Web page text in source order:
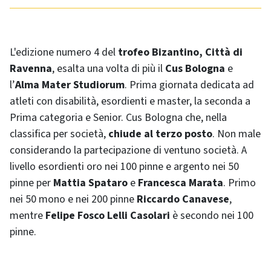
L'edizione numero 4 del trofeo Bizantino, Città di
Ravenna, esalta una volta di più il Cus Bologna e
l’Alma Mater Studiorum. Prima giornata dedicata ad
atleti con disabilità, esordienti e master, la seconda a
Prima categoria e Senior. Cus Bologna che, nella
classifica per società, chiude al terzo posto. Non male
considerando la partecipazione di ventuno società. A
livello esordienti oro nei 100 pinne e argento nei 50
pinne per Mattia Spataro e Francesca Marata. Primo
nei 50 mono e nei 200 pinne Riccardo Canavese,
mentre Felipe Fosco Lelli Casolari è secondo nei 100
pinne.